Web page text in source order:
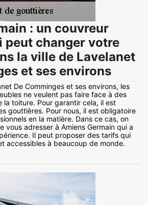
: un couvreur
peut changer votre
la ville de Lavelanet
et ses environs
De Comminges et ses environs, les
ne veulent pas faire face à des
la toiture. Pour garantir cela, il est
gouttières. Pour nous, il est obligatoire
en la matière. Dans ce cas, on
vous adresser à Amiens Germain qui a
Il peut proposer des tarifs qui
accessibles à beaucoup de monde.